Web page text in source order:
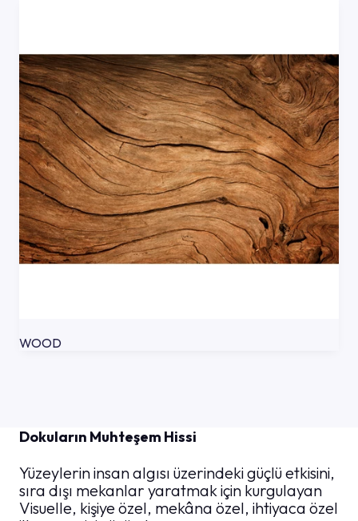
WOOD
Dokuların Muhteşem Hissi
Yüzeylerin insan algısı üzerindeki güçlü etkisini,
sıra dışı mekanlar yaratmak için kurgulayan
Visuelle, kişiye özel, mekâna özel, ihtiyaca özel